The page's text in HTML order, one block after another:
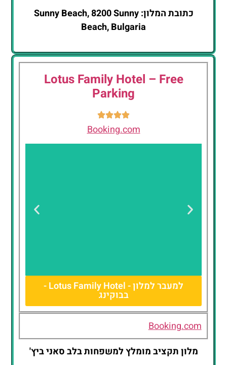
כתובת המלון: Sunny Beach, 8200 Sunny
Beach, Bulgaria
Lotus Family Hotel – Free
Parking
Booking.com
Lotus
Family
למעבר למלון - Lotus Family Hotel -
בבוקינג
Booking.com
מלון תקציב מומלץ למשפחות בלב סאני ביץ'